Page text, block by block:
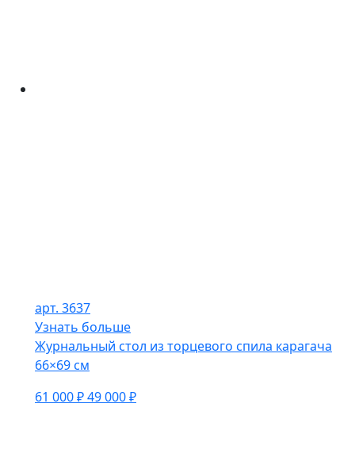
арт. 3637
Узнать больше
Журнальный стол из торцевого спила карагача
66×69 см
61 000 ₽49 000 ₽